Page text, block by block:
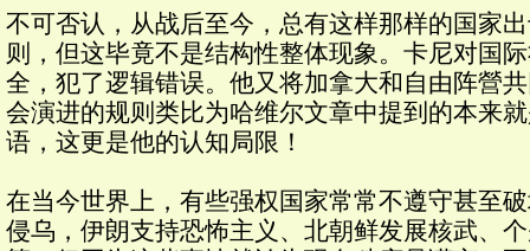
不可否认，从战后至今，总有这样那样的国家
则，但这毕竟不是结构性整体现象。卡尼对国
全，犯了逻辑错误。他又将加拿大和自由阵營
会演进的规则类比为哈维尔文章中提到的本来
语，这更是他的认知局限！
在当今世界上，有些强权国家常常不遵守甚至
侵乌，伊朗支持恐怖主义、北朝鲜发展核武、